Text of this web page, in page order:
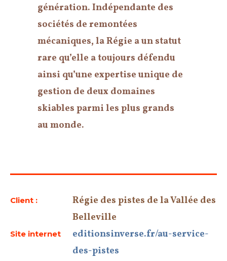
génération. Indépendante des
sociétés de remontées
mécaniques, la Régie a un statut
rare qu’elle a toujours défendu
ainsi qu’une expertise unique de
gestion de deux domaines
skiables parmi les plus grands
au monde.
Client :
Régie des pistes de la Vallée des
Belleville
Site internet
editionsinverse.fr/au-service-
des-pistes